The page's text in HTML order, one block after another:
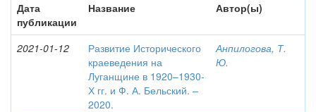
Дата
публикации
Название Автор(ы)
2021-01-12
Развитие Исторического
краеведения на
Луганщине в 1920–1930-
Х гг. и Ф. А. Бельский. –
2020.
Анпилогова, Т.
Ю.